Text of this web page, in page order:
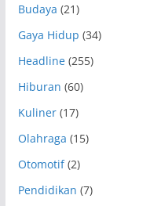
Budaya (21)
Gaya Hidup (34)
Headline(255)
Hiburan (60)
Kuliner(17)
Olahraga (15)
Otomotif(2)
Pendidikan (7)